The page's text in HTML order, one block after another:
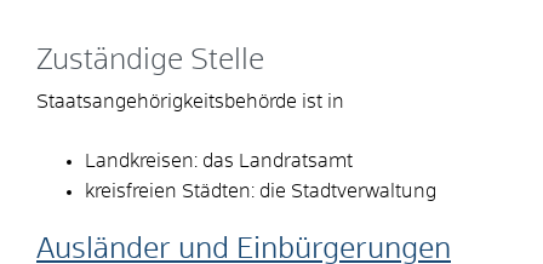
Zuständige Stelle
Staatsangehörigkeitsbehörde ist in
Landkreisen: das Landratsamt
kreisfreien Städten: die Stadtverwaltung
Ausländer und Einbürgerungen